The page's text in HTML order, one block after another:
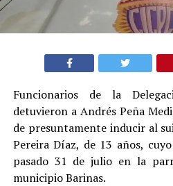
Funcionarios de la
detuvieron a Andrés Peña
de presuntamente inducir al
Pereira Díaz, de 13 años,
pasado 31 de julio en la
municipio Barinas.